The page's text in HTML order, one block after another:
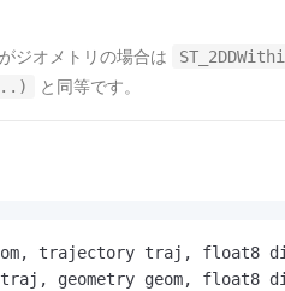
ジオメトリの場合は
と同等です。
trajectory traj, float8
geometry geom, float8